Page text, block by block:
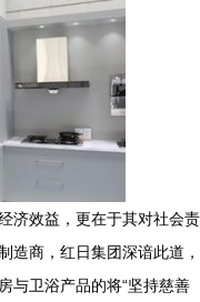
济效益，更在于其对社会责
造商，红日集团深谙此道，
与卫浴产品的将“坚持慈善